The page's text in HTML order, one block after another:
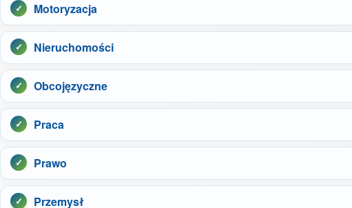
Motoryzacja
Nieruchomości
Obcojęzyczne
Praca
Prawo
Przemysł